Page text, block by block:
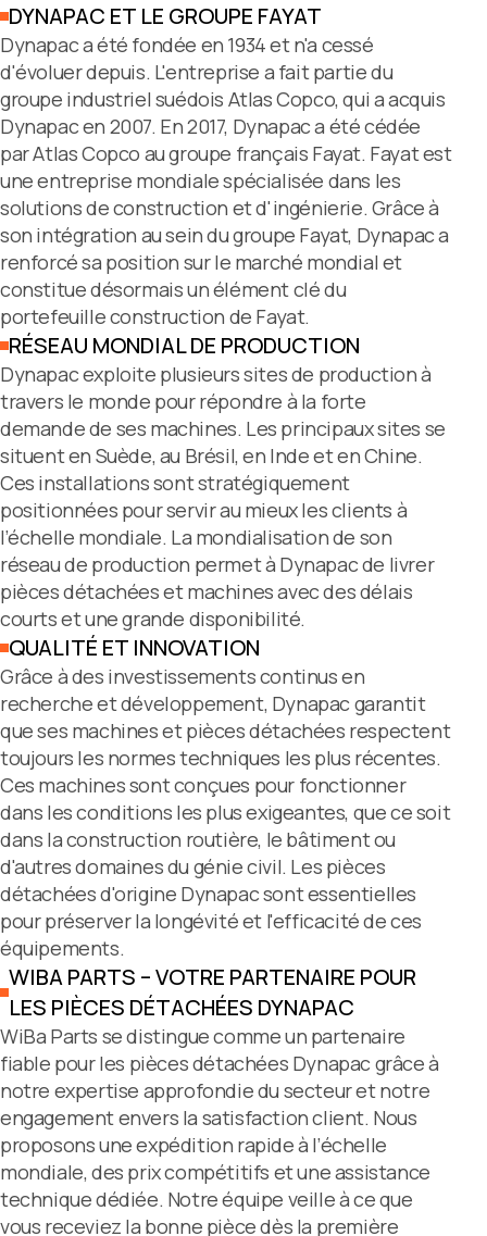
DYNAPAC ET LE GROUPE FAYAT
Dynapac a été fondée en 1934 et n'a cessé
d'évoluer depuis. L'entreprise a fait partie du
groupe industriel suédois Atlas Copco, qui a acquis
Dynapac en 2007. En 2017, Dynapac a été cédée
par Atlas Copco au groupe français Fayat. Fayat est
une entreprise mondiale spécialisée dans les
solutions de construction et d'ingénierie. Grâce à
son intégration au sein du groupe Fayat, Dynapac a
renforcé sa position sur le marché mondial et
constitue désormais un élément clé du
portefeuille construction de Fayat.
RÉSEAU MONDIAL DE PRODUCTION
Dynapac exploite plusieurs sites de production à
travers le monde pour répondre à la forte
demande de ses machines. Les principaux sites se
situent en Suède, au Brésil, en Inde et en Chine.
Ces installations sont stratégiquement
positionnées pour servir au mieux les clients à
l’échelle mondiale. La mondialisation de son
réseau de production permet à Dynapac de livrer
pièces détachées et machines avec des délais
courts et une grande disponibilité.
QUALITÉ ET INNOVATION
Grâce à des investissements continus en
recherche et développement, Dynapac garantit
que ses machines et pièces détachées respectent
toujours les normes techniques les plus récentes.
Ces machines sont conçues pour fonctionner
dans les conditions les plus exigeantes, que ce soit
dans la construction routière, le bâtiment ou
d'autres domaines du génie civil. Les pièces
détachées d'origine Dynapac sont essentielles
pour préserver la longévité et l'efficacité de ces
équipements.
WIBA PARTS – VOTRE PARTENAIRE POUR
LES PIÈCES DÉTACHÉES DYNAPAC
WiBa Parts se distingue comme un partenaire
fiable pour les pièces détachées Dynapac grâce à
notre expertise approfondie du secteur et notre
engagement envers la satisfaction client. Nous
proposons une expédition rapide à l’échelle
mondiale, des prix compétitifs et une assistance
technique dédiée. Notre équipe veille à ce que
vous receviez la bonne pièce dès la première